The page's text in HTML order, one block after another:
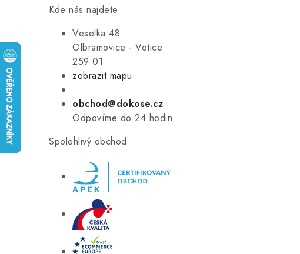
Kde nás najdete
Veselka 48
Olbramovice - Votice
259 01
zobrazit mapu
obchod@dokose.cz
Odpovíme do 24 hodin
Spolehlivý obchod